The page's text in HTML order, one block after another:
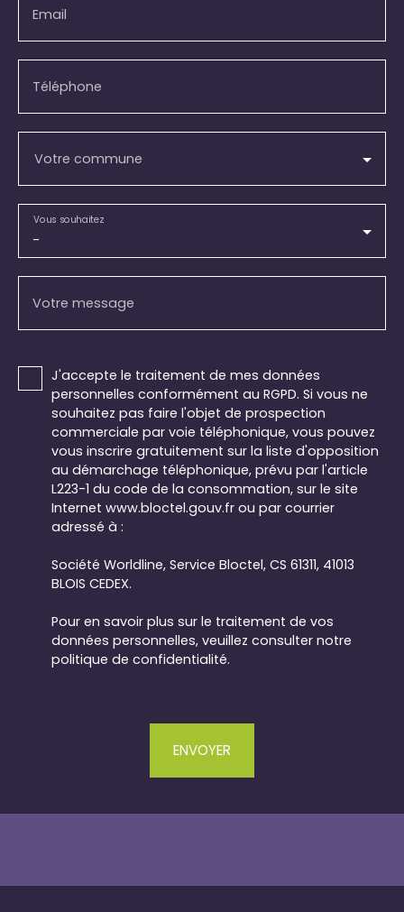
Email
Téléphone
Votre commune
-
Vous souhaitez
Votre message
J'accepte le traitement de mes données
personnelles conformément au RGPD. Si vous ne
souhaitez pas faire l'objet de prospection
commerciale par voie téléphonique, vous pouvez
vous inscrire gratuitement sur la liste d'opposition
au démarchage téléphonique, prévu par l'article
L223-1 du code de la consommation, sur le site
Internet www.bloctel.gouv.fr ou par courrier
adressé à :
Société Worldline, Service Bloctel, CS 61311, 41013
BLOIS CEDEX.
Pour en savoir plus sur le traitement de vos
données personnelles, veuillez consulter notre
politique de confidentialité.
ENVOYER